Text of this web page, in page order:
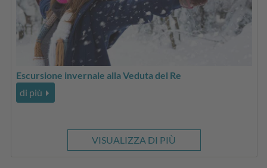
Escursione invernale alla Veduta del Re
di più
VISUALIZZA DI PIÙ